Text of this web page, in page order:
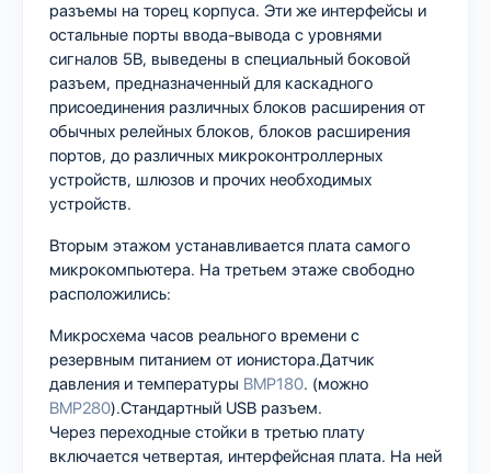
разъемы на торец корпуса. Эти же интерфейсы и
остальные порты ввода-вывода с уровнями
сигналов 5В, выведены в специальный боковой
разъем, предназначенный для каскадного
присоединения различных блоков расширения от
обычных релейных блоков, блоков расширения
портов, до различных микроконтроллерных
устройств, шлюзов и прочих необходимых
устройств.
Вторым этажом устанавливается плата самого
микрокомпьютера. На третьем этаже свободно
расположились:
Микросхема часов реального времени с
резервным питанием от ионистора.Датчик
давления и температуры BMP180. (можно
BMP280).Стандартный USB разъем.
Через переходные стойки в третью плату
включается четвертая, интерфейсная плата. На ней